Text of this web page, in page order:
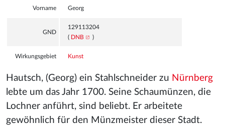
Vorname Georg
GND
129113204
( DNB )
Wirkungsgebiet Kunst
Hautsch, (Georg) ein Stahlschneider zu Nürnberg
lebte um das Jahr 1700. Seine Schaumünzen, die
Lochner anführt, sind beliebt. Er arbeitete
gewöhnlich für den Münzmeister dieser Stadt.